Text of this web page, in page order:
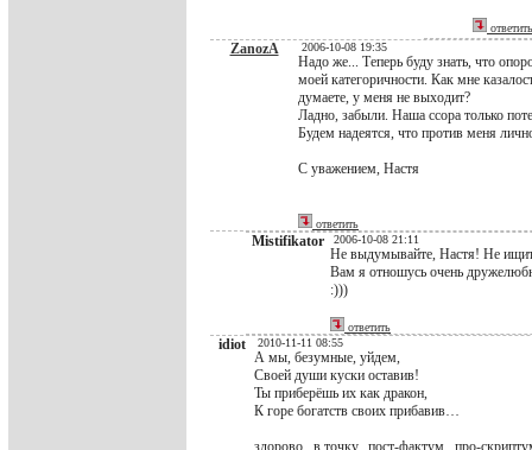
ответить
ZanozA 2006-10-08 19:35
Надо же... Теперь буду знать, что
моей категоричности. Как мне
думаете, у меня не выходит?
Ладно, забыли. Наша ссора только
Будем надеятся, что против меня
С уважением, Настя
ответить
Mistifikator 2006-10-08 21:11
Не выдумывайте, Настя! Не
Вам я отношусь очень
:)))
ответить
idiot 2010-11-11 08:55
А мы, безумные, уйдем,
Своей души куски оставив!
Ты приберёшь их как дракон,
К горе богатств своих прибавив…
здорово...в точку...пост-фактум...про-